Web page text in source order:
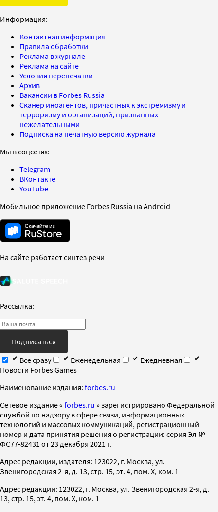
Информация:
Контактная информация
Правила обработки
Реклама в журнале
Реклама на сайте
Условия перепечатки
Архив
Вакансии в Forbes Russia
Сканер иноагентов, причастных к экстремизму и
терроризму и организаций, признанных
нежелательными
Подписка на печатную версию журнала
Мы в соцсетях:
Telegram
ВКонтакте
YouTube
Мобильное приложение Forbes Russia на Android
На сайте работает синтез речи
Рассылка:
Подписаться
Все сразу
Еженедельная
Ежедневная
Новости Forbes Games
Наименование издания: forbes.ru
Cетевое издание « forbes.ru » зарегистрировано Федеральной
службой по надзору в сфере связи, информационных
технологий и массовых коммуникаций, регистрационный
номер и дата принятия решения о регистрации: серия Эл №
ФС77-82431 от 23 декабря 2021 г.
Адрес редакции, издателя: 123022, г. Москва, ул.
Звенигородская 2-я, д. 13, стр. 15, эт. 4, пом. X, ком. 1
Адрес редакции: 123022, г. Москва, ул. Звенигородская 2-я, д.
13, стр. 15, эт. 4, пом. X, ком. 1